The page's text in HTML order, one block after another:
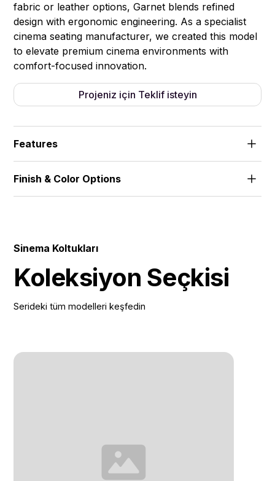
fabric or leather options, Garnet blends refined
design with ergonomic engineering. As a specialist
cinema seating manufacturer, we created this model
to elevate premium cinema environments with
comfort-focused innovation.
Projeniz için Teklif isteyin
Features
periods. Fire-retardant fabrics and leathers for
safety compliance.
Finish & Color Options
Sinema Koltukları
Koleksiyon Seçkisi
Serideki tüm modelleri keşfedin